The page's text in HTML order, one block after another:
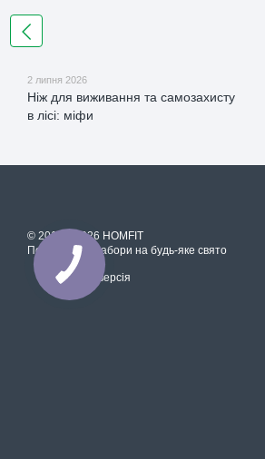
2 липня 2026
Ніж для виживання та самозахисту
в лісі: міфи
© 2018—2026 HOMFIT
Подарункові набори на будь-яке свято
Мобільна версія